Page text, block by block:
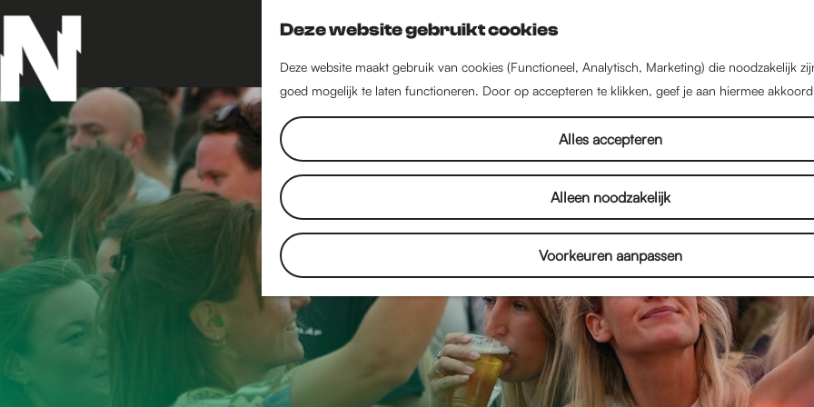
Deze website gebruikt cookies
Deze website maakt gebruik van cookies (Functioneel, Analytisch, Marketing) die noodzakelijk
goed mogelijk te laten functioneren. Door op accepteren te klikken, geef je aan hiermee
Alles accepteren
Alleen noodzakelijk
Voorkeuren aanpassen